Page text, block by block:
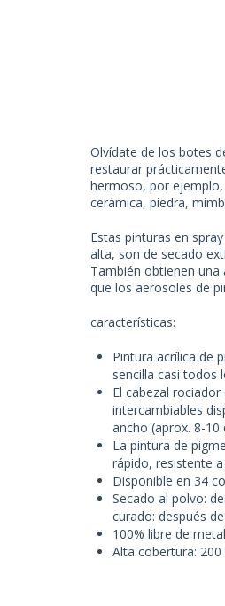
Olvídate de los botes
restaurar
hermoso, por
cerámica, piedra,
Estas pinturas en
alta, son de secado
También obtienen
que los aerosoles de
características:
Pintura acrílica de
sencilla casi todos
El cabezal
intercambiables
ancho (aprox. 8-10
La pintura de
rápido, resistente
Disponible en 34
Secado al polvo:
curado: después
100% libre de
Alta cobertura: